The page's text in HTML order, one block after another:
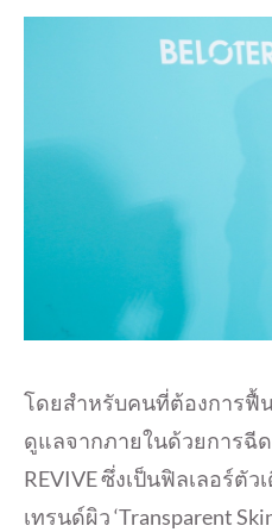
โดยสำหรับคนที่ต้องการฟื้
ดูแลจากภายในด้วยการฉีด
REVIVE ซึ่งเป็นฟิลเลอร์ตั
เทรนด์ผิว ‘Transparent